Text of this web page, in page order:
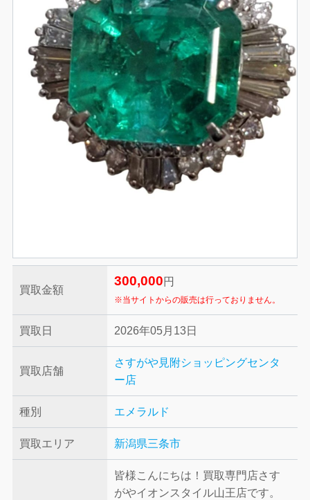
買取金額
300,000 円
※当サイトからの販売は行っておりません。
買取日 2026年05月13日
買取店舗
さすがや見附ショッピングセンタ
ー店
種別 エメラルド
買取エリア 新潟県三条市
皆様こんにちは！買取専門店さす
がやイオンスタイル山王店です。